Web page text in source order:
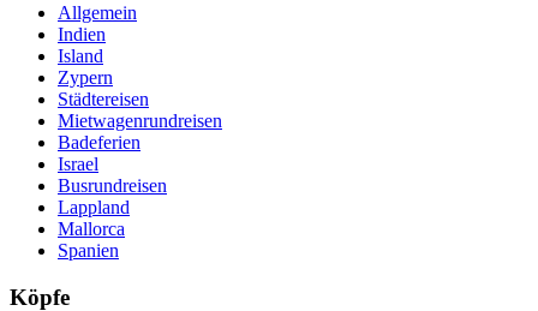
Allgemein
Indien
Island
Zypern
Städtereisen
Mietwagenrundreisen
Badeferien
Israel
Busrundreisen
Lappland
Mallorca
Spanien
Köpfe